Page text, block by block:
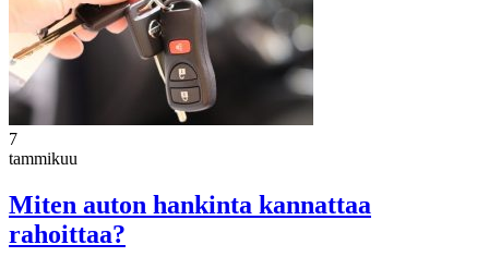
7
tammikuu
Miten auton hankinta kannattaa
rahoittaa?